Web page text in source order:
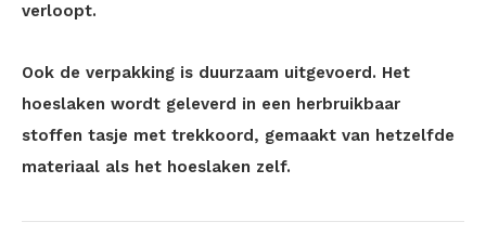
verloopt.
Ook de verpakking is duurzaam uitgevoerd. Het
hoeslaken wordt geleverd in een herbruikbaar
stoffen tasje met trekkoord, gemaakt van hetzelfde
materiaal als het hoeslaken zelf.